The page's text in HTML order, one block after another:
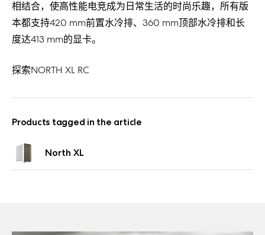
相结合，使高性能电竞成为 日常生活的时尚乐趣， 所有版
本都支持420 mm前置水冷排、360 mm顶部水冷排和长
度达413 mm的显卡。
探索NORTH XL RC
Products tagged in the article
North XL